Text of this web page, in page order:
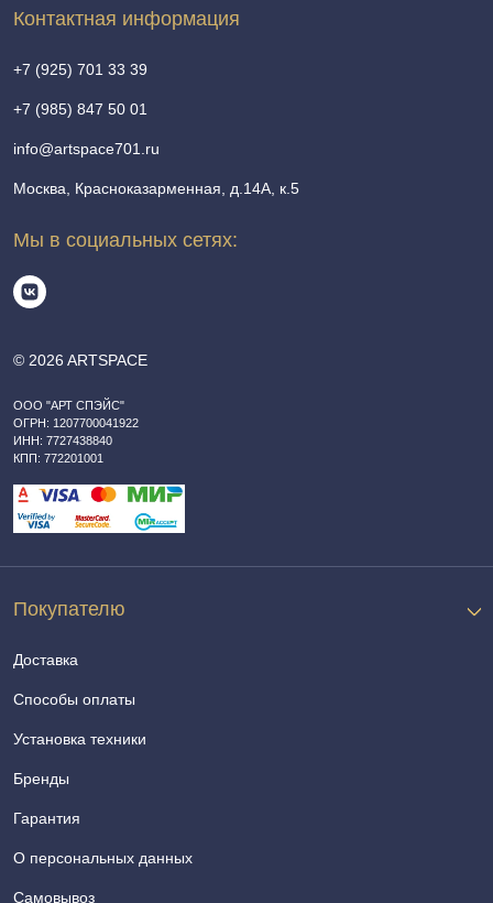
© 2026 ARTSPACE
ООО "АРТ СПЭЙС"
ОГРН: 1207700041922
ИНН: 7727438840
КПП: 772201001
Покупателю
Доставка
Способы оплаты
Установка техники
Бренды
Гарантия
О персональных данных
Самовывоз
Контактная информация
+7 (925) 701 33 39
+7 (985) 847 50 01
info@artspace701.ru
Москва, Красноказарменная, д.14А, к.5
Мы в социальных сетях: